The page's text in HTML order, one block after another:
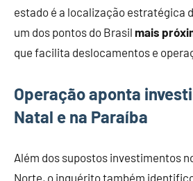
estado é a localização estratégica
um dos pontos do Brasil mais
que facilita deslocamentos e
Operação aponta
Natal e na Paraíba
Além dos supostos investimentos
Norte, o inquérito também